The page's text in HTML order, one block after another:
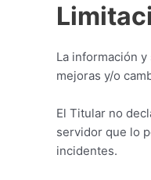
La información
mejoras y/o
El Titular no
servidor que lo
incidentes.